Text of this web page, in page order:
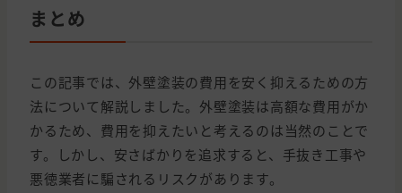
まとめ
この記事では、外壁塗装の費用を安く抑えるための方
法について解説しました。外壁塗装は高額な費用がか
かるため、費用を抑えたいと考えるのは当然のことで
す。しかし、安さばかりを追求すると、手抜き工事や
悪徳業者に騙されるリスクがあります。